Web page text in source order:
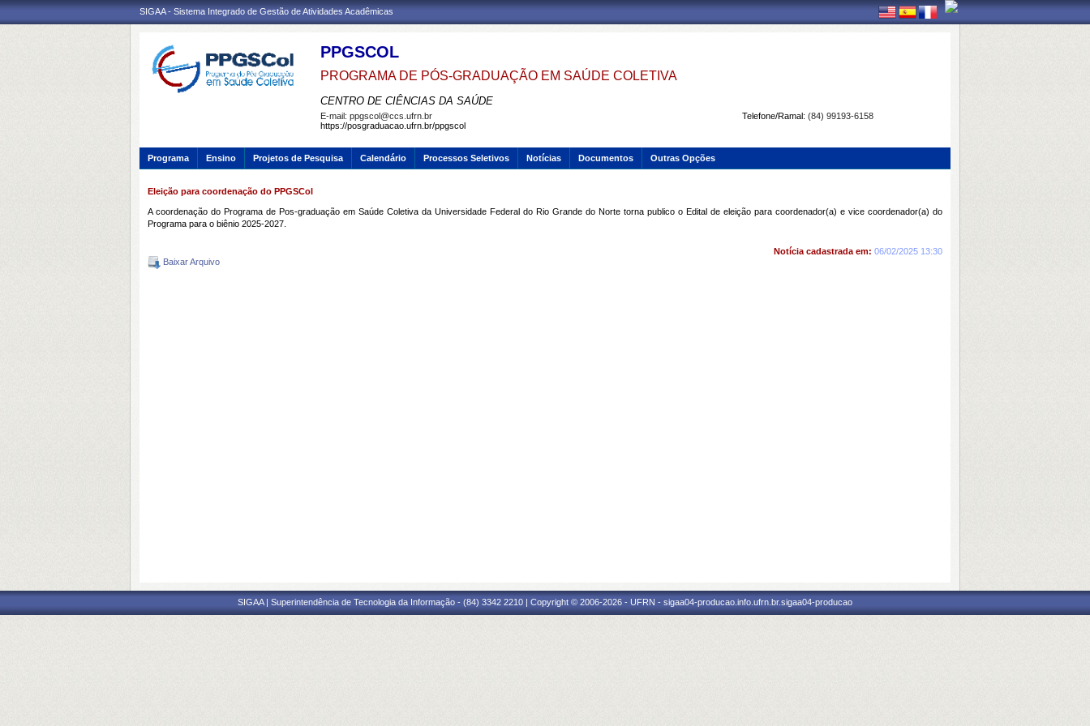
SIGAA - Sistema Integrado de Gestão de Atividades Acadêmicas
PPGSCOL
PROGRAMA DE PÓS-GRADUAÇÃO EM SAÚDE COLETIVA
CENTRO DE CIÊNCIAS DA SAÚDE
Telefone/Ramal: (84) 99193-6158
E-mail: ppgscol@ccs.ufrn.br
https://posgraduacao.ufrn.br/ppgscol
Programa Ensino Projetos de Pesquisa Calendário Processos Seletivos Notícias Documentos Outras Opções
Eleição para coordenação do PPGSCol
A coordenação do Programa de Pos-graduação em Saúde Coletiva da Universidade Federal do Rio Grande do Norte torna publico o Edital de eleição para coordenador(a) e vice coordenador(a) do
Programa para o biênio 2025-2027.
Notícia cadastrada em: 06/02/2025 13:30
Baixar Arquivo
SIGAA | Superintendência de Tecnologia da Informação - (84) 3342 2210 | Copyright © 2006-2026 - UFRN - sigaa04-producao.info.ufrn.br.sigaa04-producao